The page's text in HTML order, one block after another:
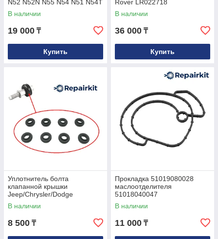
N52 N52N N55 N54 N51 N54T
S55 N26 N53 OEM
11428683206
В наличии
19 000 ₸
Купить
Rover LR022718
В наличии
36 000 ₸
Купить
Уплотнитель болта
клапанной крышки
Jeep/Chrysler/Dodge
04884763AA
В наличии
8 500 ₸
Прокладка 51019080028
маслоотделителя
51018040047
В наличии
11 000 ₸